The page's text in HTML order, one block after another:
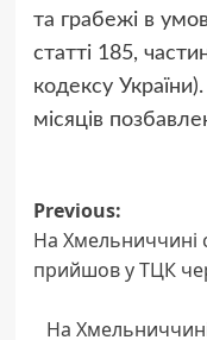
та грабежі в
статті 185,
кодексу
місяців
Post
Previous:
На Хмельниччині
прийшов у ТЦК
На